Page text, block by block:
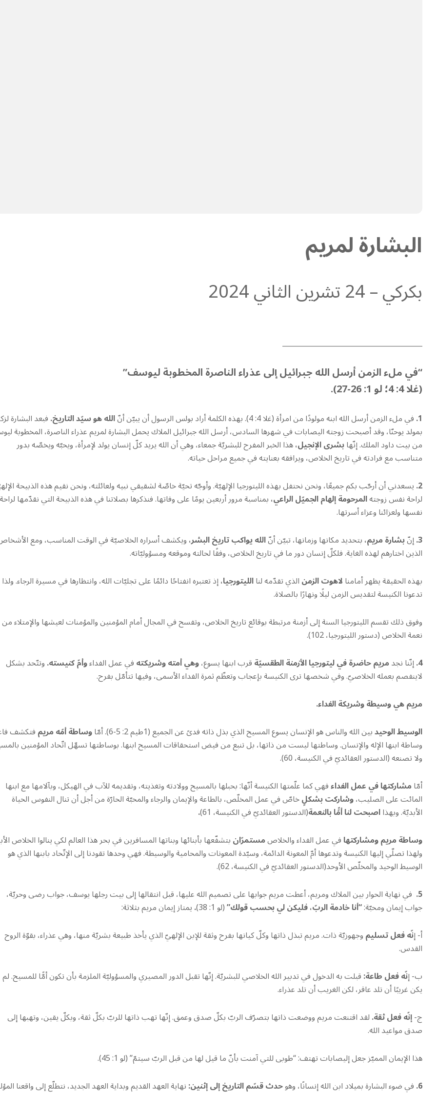
البشارة لمريم
بكركي – 24 تشرين الثاني 2024
_________________________________________
“في ملء الزمن أرسل الله جبرائيل إلى عذراء الناصرة المخطوبة ليوسف”
(غلا 4: 4؛ لو 1: 26-27).
1. في ملء الزمن أرسل الله ابنه مولودًا من امرأة (غلا 4: 4). بهذه الكلمة أراد بولس الرسول أن يبيّن أنّ الله هو سيّد التاريخ.فبعد البشارة
بمولد يوحنّا، وقد أصبحت زوجته اليصابات في شهرها السادس، أرسل الله جبرائيل الملاك يحمل البشارة لمريم عذراء الناصرة، المخطوبة
من بيت داود الملك. إنّهابشرى الإنجيل،هذا الخبر المفرح للبشريّة جمعاء، وهي أن الله يريد كلّ إنسان يولد لإمرأة، ويحبّه ويخصّه بدور
متناسب مع فرادته في تاريخ الخلاص، ويرافقه بعنايته في جميع مراحل حياته.
2. يسعدني أن أرحّب بكم جميعًا، ونحن نحتفل بهذه الليتورجيا الإلهيّة. وأوجّه تحيّة خاصّة لشقيقي نبيه ولعائلته، ونحن نقيم هذه الذبيحة
لراحة نفس زوجتهالمرحومة إلهام الجميّل الراعي،بمناسبة مرور أربعين يومًا على وفاتها. فنذكرها بصلاتنا في هذه الذبيحة التي نقدّمها لراحة
نفسها ولعزائنا وعزاء أسرتها.
3. إنّبشارة مريم،بتحديد مكانها وزمانها، تبيّن أنّالله يواكب تاريخ البشر،ويكشف أسراره الخلاصيّة في الوقت المناسب، ومع
الذين اختارهم لهذه الغاية. فلكلّ إنسان دور ما في تاريخ الخلاص، وفقًا لحالته وموقعه ومسؤوليّاته.
بهذه الحقيقة يظهر أمامنالاهوت الزمنالذي تقدّمه لناالليتورجيا،إذ تعتبره انفتاحًا دائمًا على تجليّات الله، وانتظارها في مسيرة الرجاء. ولذا
تدعونا الكنيسة لتقديس الزمن ليلًا ونهارًا بالصلاة.
وفوق ذلك تقسم الليتورجيا السنة إلى أزمنة مرتبطة بوقائع تاريخ الخلاص، وتفسح في المجال أمام المؤمنين والمؤمنات لعيشها والإمتلاء من
نعمة الخلاص (دستور الليتورجيا، 102).
4. إنّنا نجدمريم حاضرة في ليتورجيا الأزمنة الطقسيّةقرب ابنها يسوع،وهي أمته وشريكتهفي عمل الفداءوأمّ كنيسته.وتتّحد بشكل
لاينفصم بعمله الخلاصيّ. وفي شخصها ترى الكنيسة بإعجاب وتعظّم ثمرة الفداء الأسمى، وفيها تتأمّل بفرح.
مريم هي وسيطة وشريكة الفداء.
الوسيط الوحيدبين الله والناس هو الإنسان يسوع المسيح الذي بذل ذاته فدىً عن الجميع (1طيم 2: 5-6). أمّا وساطة أمّه مريمفتكشف
وساطة ابنها الإله والإنسان. وساطتها ليست من ذاتها، بل تنبع من فيض استحقاقات المسيح ابنها. بوساطتها تسهّل اتّحاد المؤمنين
ولا تصنعه (الدستور العقائديّ في الكنيسة، 60).
أمّامشاركتها في عمل الفداءفهي كما علّمتها الكنيسة أنّها: بحبلها بالمسيح وولادته وتغذيته، وتقديمه للآب في الهيكل، وبآلامها مع ابنها
المائت على الصليب،وشاركت بشكلٍخاصّ في عمل المخلّص، بالطاعة والإيمان والرجاء والمحبّة الحارّة من أجل أن تنال النفوس الحياة
الأبديّة. وبهذااصبحت لنا أمًّا بالنعمة(الدستور العقائديّ في الكنيسة، 61)
.
وساطة مريم ومشاركتهافي عمل الفداء والخلاصمستمرّانبتشفّعها بأبنائها وبناتها المسافرين في بحر هذا العالم لكي ينالوا الخلاص
ولهذا تصلّي إليها الكنيسة وتدعوها أمّ المعونة الدائمة، وسيّدة المعونات والمحامية والوسيطة. فهي وحدها تقودنا إلى الإتّحاد بابنها الذي هو
الوسيط الوحيد والمخلّص الأوحد(الدستور العقائديّ في الكنيسة، 62).
5. في نهاية الحوار بين الملاك ومريم، أعطت مريم جوابها على تصميم الله عليها، قبل انتقالها إلى بيت رجلها يوسف، جواب رضى وحريّة،
جواب إيمان ومحبّة:“أنا خادمة الربّ، فليكن لي بحسب قولك”(لو 1: 38) .يمتاز إيمان مريم بثلاثة:
أ- إنّه فعل تسليموجهوزيّة ذات. مريم تبذل ذاتها وكلّ كيانها بفرح وثقة للإبن الإلهيّ الذي يأخذ طبيعة بشريّة منها، وهي عذراء، بقوّة الروح
القدس.
ب- إنّه فعل طاعة:قبلت به الدخول في تدبير الله الخلاصي للبشريّة. إنّها تقبل الدور المصيري والمسؤوليّة الملزمة بأن تكون أمًّا للمسيح. لم
يكن غريبًا أن تلد عاقر، لكن الغريب أن تلد عذراء.
ج-إنّه فعل ثقة.لقد اقتنعت مريم ووضعت ذاتها بتصرّف الربّ بكلّ صدق وعمق. إنّها تهب ذاتها للربّ بكلّ ثقة، وبكلّ يقين، وتهبها إلى
صدق مواعيد الله.
هذا الإيمان المميّز جعل إليصابات تهتف: “طوبى للتي آمنت بأنّ ما قيل لها من قبل الربّ سيتمّ” (لو 1: 45).
6. في ضوء البشارة بميلاد ابن الله إنسانًا، وهوحدث قسّم التاريخ إلى إثنين:نهاية العهد القديم وبداية العهد الجديد، نتطلّع إلى واقعنا